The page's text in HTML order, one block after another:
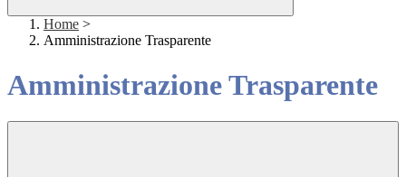
Home >
Amministrazione Trasparente
Amministrazione Trasparente